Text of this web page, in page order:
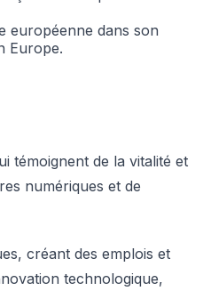
européenne dans son
Europe.
témoignent de la vitalité et
numériques et de
créant des emplois et
technologique,